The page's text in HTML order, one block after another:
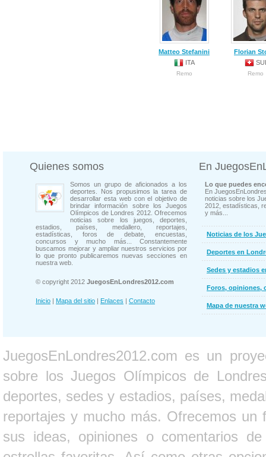
Matteo Stefanini
ITA
Remo
Florian
SUI
Remo
Quienes somos
Somos un grupo de aficionados a los
deportes. Nos propusimos la tarea de
desarrollar esta web con el objetivo de
brindar información sobre los Juegos
Olímpicos de Londres 2012. Ofrecemos
noticias sobre los juegos, deportes,
estadios, países, medallero, reportajes,
estadísticas, foros de debate, encuestas,
concursos y mucho más... Constantemente
buscamos mejorar y ampliar nuestros servicios por
lo que pronto publicaremos nuevas secciones en
nuestra web.
© copyright 2012 JuegosEnLondres2012.com
Inicio | Mapa del sitio | Enlaces | Contacto
En
Lo que puedes
En
noticias sobre los
2012, estadísticas,
y más...
Noticias de los
Deportes en
Sedes y estadios
Foros, opiniones,
Mapa de nuestra
JuegosEnLondres2012.com es un
sobre los Juegos Olímpicos de
deportes, sedes y estadios, países,
reportajes y mucho más. Ofrecemos un
sus ideas, opiniones o comentarios